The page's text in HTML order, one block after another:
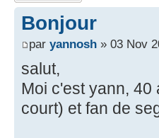
Bonjour
par yannosh » 03 Nov
salut,
Moi c'est yann,
court) et fan de